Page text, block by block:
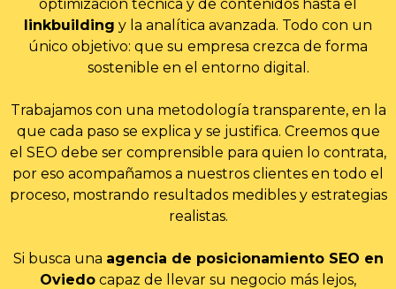
optimización técnica y de contenidos hasta el
linkbuilding y la analítica avanzada. Todo con un
único objetivo: que su empresa crezca de forma
sostenible en el entorno digital.
Trabajamos con una metodología transparente, en la
que cada paso se explica y se justifica. Creemos que
el SEO debe ser comprensible para quien lo contrata,
por eso acompañamos a nuestros clientes en todo el
proceso, mostrando resultados medibles y estrategias
realistas.
Si busca una agencia de posicionamiento SEO en
Oviedo capaz de llevar su negocio más lejos,